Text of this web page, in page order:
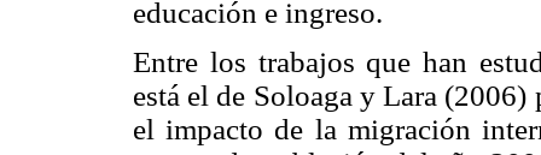
educación e ingreso.
Entre los trabajos que han
está el de Soloaga y Lara
el impacto de la migración